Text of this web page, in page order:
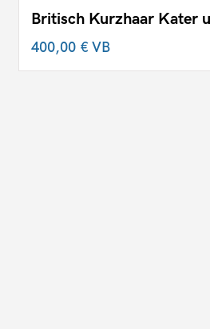
Britisch Kurzhaar Kater
400,00 €VB